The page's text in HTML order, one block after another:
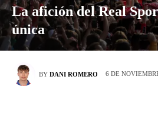
La afición del Real
única
BY DANI ROMERO 6 DE